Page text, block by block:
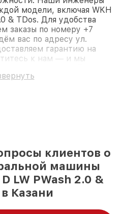
модели, включая WKH
& TDos. Для удобства
заказы по номеру +7
вас по адресу ул.
гарантию на
к нам — и мы
клиентов о
машины
LW PWash 2.0 &
Казани